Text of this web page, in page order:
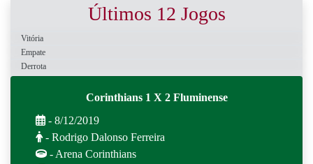
Últimos 12 Jogos
Vitória
Empate
Derrota
Corinthians 1 X 2 Fluminense
- 8/12/2019
- Rodrigo Dalonso Ferreira
- Arena Corinthians